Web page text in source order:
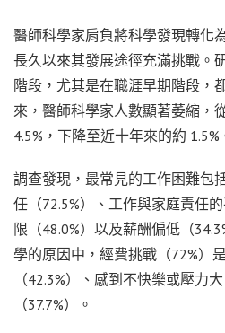
醫師科學家肩負將科學發現轉化
長久以來其發展途徑充滿挑戰。
階段，尤其是在職涯早期階段，
來，醫師科學家人數顯著萎縮，
4.5%，下降至近十年來的約 1.5%
調查發現，最常見的工作困難包
任（72.5%）、工作與家庭責任
限（48.0%）以及薪酬偏低（
學的原因中，經費挑戰（72%）
（42.3%）、感到不快樂或壓力
（37.7%）。